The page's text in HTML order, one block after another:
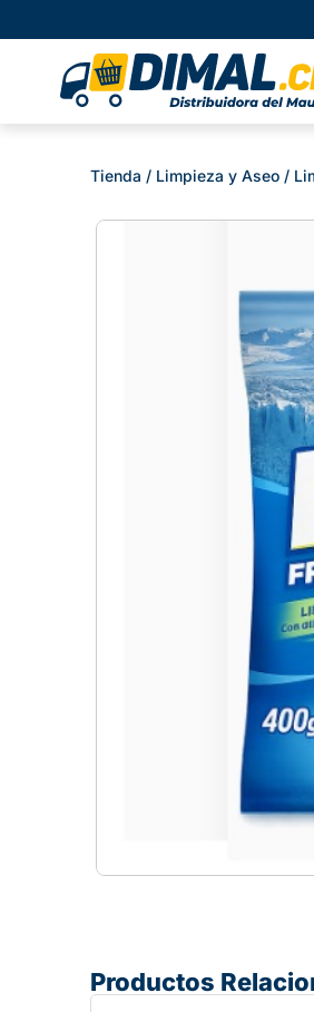
Tienda / Limpieza y Aseo/
Productos